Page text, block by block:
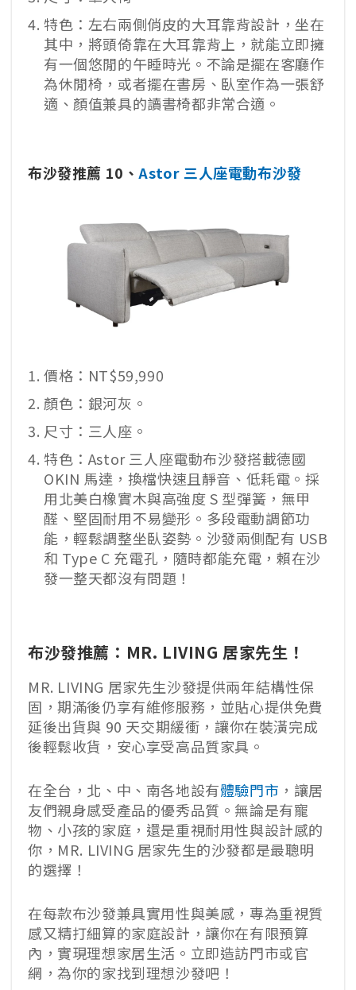
特色：左右兩側俏皮的大耳靠背設計，坐在
其中，將頭倚靠在大耳靠背上，就能立即擁
有一個悠閒的午睡時光。不論是擺在客廳作
為休閒椅，或者擺在書房、臥室作為一張舒
適、顏值兼具的讀書椅都非常合適。
布沙發推薦 10、Astor 三人座電動布沙發
價格：NT$59,990
顏色：銀河灰。
尺寸：三人座。
特色：Astor 三人座電動布沙發搭載德國
OKIN 馬達，換檔快速且靜音、低耗電。採
用北美白橡實木與高強度 S 型彈簧，無甲
醛、堅固耐用不易變形。多段電動調節功
能，輕鬆調整坐臥姿勢。沙發兩側配有 USB
和 Type C 充電孔，隨時都能充電，賴在沙
發一整天都沒有問題！
布沙發推薦：MR. LIVING 居家先生！
MR. LIVING 居家先生沙發提供兩年結構性保
固，期滿後仍享有維修服務，並貼心提供免費
延後出貨與 90 天交期緩衝，讓你在裝潢完成
後輕鬆收貨，安心享受高品質家具。
在全台，北、中、南各地設有體驗門市 ，讓居
友們親身感受產品的優秀品質。無論是有寵
物、小孩的家庭，還是重視耐用性與設計感的
你，MR. LIVING 居家先生的沙發都是最聰明
的選擇！
在每款布沙發兼具實用性與美感，專為重視質
感又精打細算的家庭設計，讓你在有限預算
內，實現理想家居生活。立即造訪門市或官
網，為你的家找到理想沙發吧！